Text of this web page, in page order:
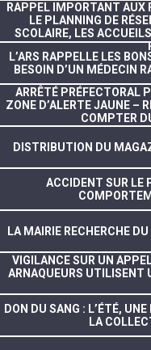
RAPPEL IMPORTANT AUX
LE PLANNING DE
SCOLAIRE, LES
L’ARS RAPPELLE LES
BESOIN D’UN MÉDECIN
ARRÊTÉ PRÉFECTORAL
ZONE D’ALERTE JAUNE –
COMPTER
DISTRIBUTION DU
ACCIDENT SUR LE
LA MAIRIE RECHERCHE
VIGILANCE SUR UN
ARNAQUEURS UTILISENT
DON DU SANG : L’ÉTÉ,
LA